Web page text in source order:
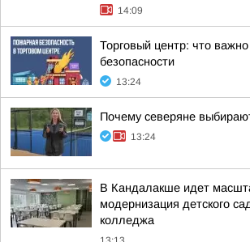
14:09
Торговый центр: что
безопасности
13:24
Почему северяне
13:24
В Кандалакше идет
модернизация детского
колледжа